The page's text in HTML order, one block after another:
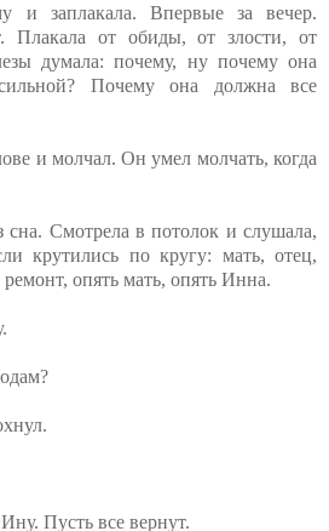
и заплакала. Впервые за вечер.
Плакала от обиды, от злости, от
думала: почему, ну почему она
Почему она должна все
и молчал. Он умел молчать, когда
Смотрела в потолок и слушала,
крутились по кругу: мать, отец,
опять мать, опять Инна.
Пусть все вернут.